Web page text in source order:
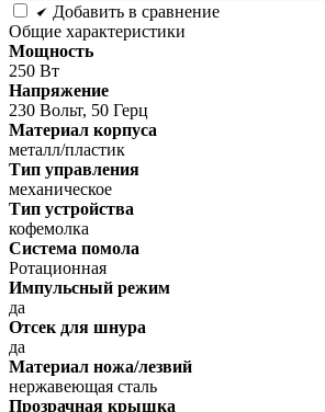
Добавить в сравнение
Общие характеристики
Мощность
250 Вт
Напряжение
230 Вольт, 50 Герц
Материал корпуса
металл/пластик
Тип управления
механическое
Тип устройства
кофемолка
Система помола
Ротационная
Импульсный режим
да
Отсек для шнура
да
Материал ножа/лезвий
нержавеющая сталь
Прозрачная крышка